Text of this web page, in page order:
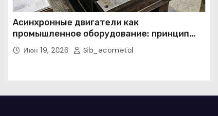
Асинхронные двигатели как
промышленное оборудование: принцип
работы, конструкция и области
применения
Июн 19, 2026 Sib_ecometal